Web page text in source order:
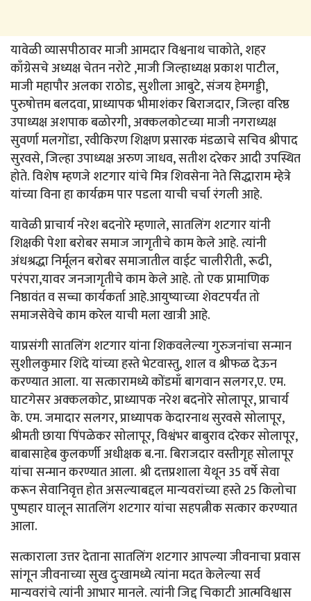
यावेळी व्यासपीठावर माजी आमदार विश्वनाथ चाकोते, शहर
काँग्रेसचे अध्यक्ष चेतन नरोटे ,माजी जिल्हाध्यक्ष प्रकाश पाटील,
माजी महापौर अलका राठोड, सुशीला आबुटे, संजय हेमगड्डी,
पुरुषोत्तम बलदवा, प्राध्यापक भीमाशंकर बिराजदार, जिल्हा वरिष्ठ
उपाध्यक्ष अशपाक बळोरगी, अक्कलकोटच्या माजी नगराध्यक्ष
सुवर्णा मलगोंडा, रवीकिरण शिक्षण प्रसारक मंडळाचे सचिव श्रीपाद
सुरवसे, जिल्हा उपाध्यक्ष अरुण जाधव, सतीश दरेकर आदी उपस्थित
होते. विशेष म्हणजे शटगार यांचे मित्र शिवसेना नेते सिद्धाराम म्हेत्रे
यांच्या विना हा कार्यक्रम पार पडला याची चर्चा रंगली आहे.
यावेळी प्राचार्य नरेश बदनोरे म्हणाले, सातलिंग शटगार यांनी
शिक्षकी पेशा बरोबर समाज जागृतीचे काम केले आहे. त्यांनी
अंधश्रद्धा निर्मूलन बरोबर समाजातील वाईट चालीरीती, रूढी,
परंपरा,यावर जनजागृतीचे काम केले आहे. तो एक प्रामाणिक
निष्ठावंत व सच्चा कार्यकर्ता आहे.आयुष्याच्या शेवटपर्यंत तो
समाजसेवेचे काम करेल याची मला खात्री आहे.
याप्रसंगी सातलिंग शटगार यांना शिकवलेल्या गुरुजनांचा सन्मान
सुशीलकुमार शिंदे यांच्या हस्ते भेटवास्तु, शाल व श्रीफळ देऊन
करण्यात आला. या सत्कारामध्ये कोंडमाँ बागवान सलगर,ए. एम.
घाटगेसर अक्कलकोट, प्राध्यापक नरेश बदनोरे सोलापूर, प्राचार्य
के. एम. जमादार सलगर, प्राध्यापक केदारनाथ सुरवसे सोलापूर,
श्रीमती छाया पिंपळेकर सोलापूर, विश्वंभर बाबुराव दरेकर सोलापूर,
बाबासाहेब कुलकर्णी अधीक्षक ब.ना. बिराजदार वस्तीगृह सोलापूर
यांचा सन्मान करण्यात आला. श्री दत्तप्रशाला येथून 35 वर्षे सेवा
करून सेवानिवृत्त होत असल्याबद्दल मान्यवरांच्या हस्ते 25 किलोचा
पुष्पहार घालून सातलिंग शटगार यांचा सहपत्नीक सत्कार करण्यात
आला.
सत्काराला उत्तर देताना सातलिंग शटगार आपल्या जीवनाचा प्रवास
सांगून जीवनाच्या सुख दुःखामध्ये त्यांना मदत केलेल्या सर्व
मान्यवरांचे त्यांनी आभार मानले. त्यांनी जिद्द चिकाटी आत्मविश्वास